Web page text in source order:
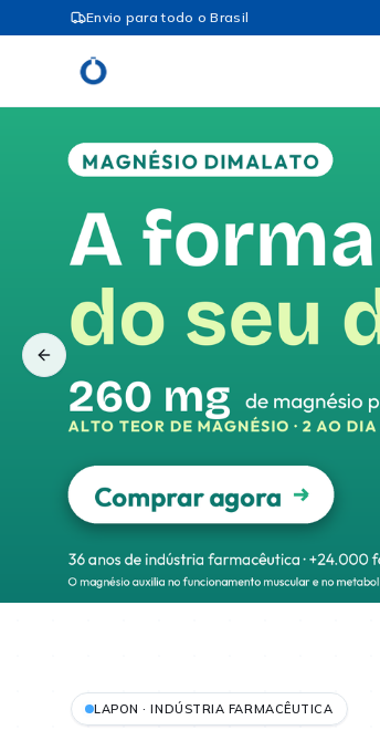
Envio para todo o Brasil
LAPON · INDÚSTRIA FARMACÊUTICA